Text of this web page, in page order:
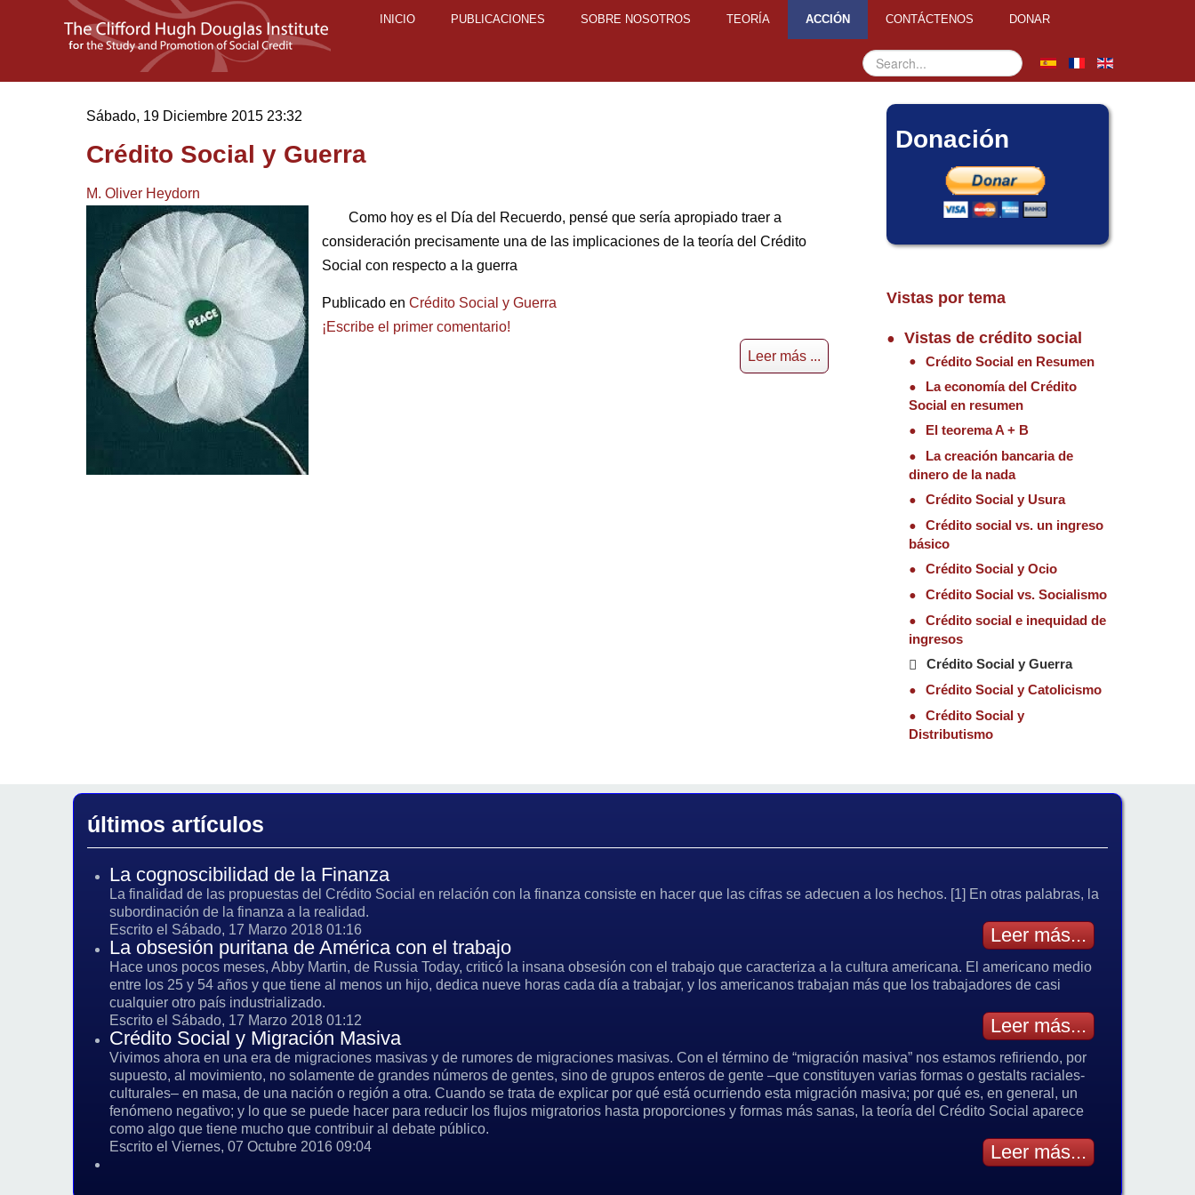
INICIO PUBLICACIONES SOBRE NOSOTROS TEORÍA ACCIÓN CONTÁCTENOS DONAR
Buscar...
Sábado, 19 Diciembre 2015 23:32
Crédito Social y Guerra
M. Oliver Heydorn
Como hoy es el Día del Recuerdo, pensé que sería apropiado traer a
consideración precisamente una de las implicaciones de la teoría del Crédito
Social con respecto a la guerra
Publicado en Crédito Social y Guerra
¡Escribe el primer comentario!
Leer más ...
Donación
Vistas por tema
Vistas de crédito social
Crédito Social en Resumen
La economía del Crédito
Social en resumen
El teorema A + B
La creación bancaria de
dinero de la nada
Crédito Social y Usura
Crédito social vs. un ingreso
básico
Crédito Social y Ocio
Crédito Social vs. Socialismo
Crédito social e inequidad de
ingresos
Crédito Social y Guerra
Crédito Social y Catolicismo
Crédito Social y
Distributismo
últimos artículos
La cognoscibilidad de la Finanza
La finalidad de las propuestas del Crédito Social en relación con la finanza consiste en hacer que las cifras se adecuen a los hechos. [1] En otras palabras, la
subordinación de la finanza a la realidad.
Escrito el Sábado, 17 Marzo 2018 01:16
Leer más...
La obsesión puritana de América con el trabajo
Hace unos pocos meses, Abby Martin, de Russia Today, criticó la insana obsesión con el trabajo que caracteriza a la cultura americana. El americano medio
entre los 25 y 54 años y que tiene al menos un hijo, dedica nueve horas cada día a trabajar, y los americanos trabajan más que los trabajadores de casi
cualquier otro país industrializado.
Escrito el Sábado, 17 Marzo 2018 01:12
Leer más...
Crédito Social y Migración Masiva
Vivimos ahora en una era de migraciones masivas y de rumores de migraciones masivas. Con el término de “migración masiva” nos estamos refiriendo, por
supuesto, al movimiento, no solamente de grandes números de gentes, sino de grupos enteros de gente –que constituyen varias formas o gestalts raciales-
culturales– en masa, de una nación o región a otra. Cuando se trata de explicar por qué está ocurriendo esta migración masiva; por qué es, en general, un
fenómeno negativo; y lo que se puede hacer para reducir los flujos migratorios hasta proporciones y formas más sanas, la teoría del Crédito Social aparece
como algo que tiene mucho que contribuir al debate público.
Escrito el Viernes, 07 Octubre 2016 09:04
Leer más...